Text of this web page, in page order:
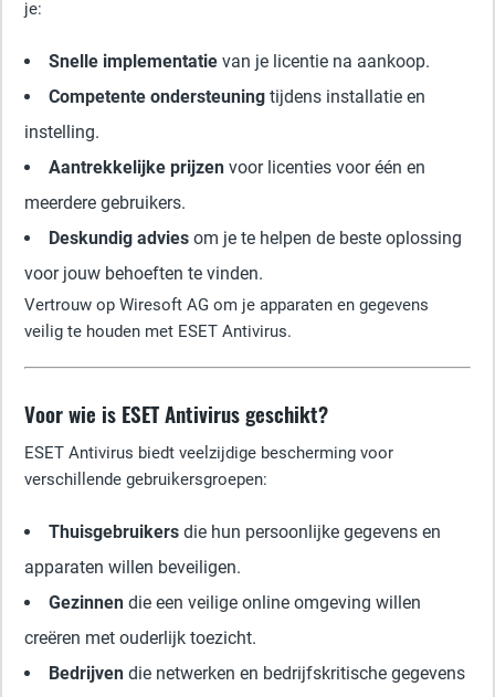
je:
Snelle implementatie van je licentie na aankoop.
Competente ondersteuning tijdens installatie en
instelling.
Aantrekkelijke prijzen voor licenties voor één en
meerdere gebruikers.
Deskundig advies om je te helpen de beste oplossing
voor jouw behoeften te vinden.
Vertrouw op Wiresoft AG om je apparaten en gegevens
veilig te houden met ESET Antivirus.
Voor wie is ESET Antivirus geschikt?
ESET Antivirus biedt veelzijdige bescherming voor
verschillende gebruikersgroepen:
Thuisgebruikers die hun persoonlijke gegevens en
apparaten willen beveiligen.
Gezinnen die een veilige online omgeving willen
creëren met ouderlijk toezicht.
Bedrijven die netwerken en bedrijfskritische gegevens